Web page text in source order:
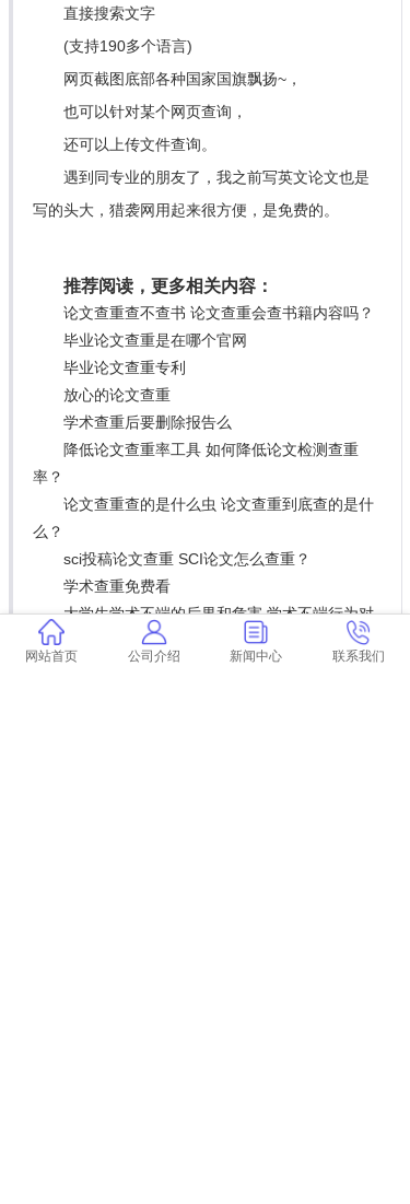
直接搜索文字
(支持190多个语言)
网页截图底部各种国家国旗飘扬~，
也可以针对某个网页查询，
还可以上传文件查询。
遇到同专业的朋友了，我之前写英文论文也是
写的头大，猎袭网用起来很方便，是免费的。
推荐阅读，更多相关内容：
论文查重查不查书 论文查重会查书籍内容吗？
毕业论文查重是在哪个官网
毕业论文查重专利
放心的论文查重
学术查重后要删除报告么
降低论文查重率工具 如何降低论文检测查重
率？
论文查重查的是什么虫 论文查重到底查的是什
么？
sci投稿论文查重 SCI论文怎么查重？
学术查重免费看
大学生学术不端的后果和危害 学术不端行为对
大学生有什么影响？
韩语论文查重软件
网站首页 公司介绍 新闻中心 联系我们